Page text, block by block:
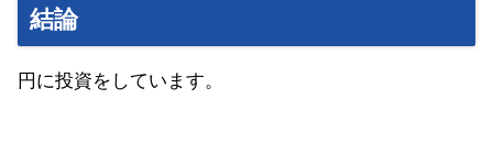
結論
円に投資をしています。